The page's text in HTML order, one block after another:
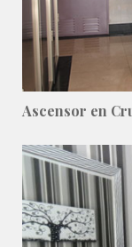
Ascensor en